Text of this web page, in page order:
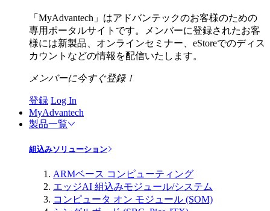
「MyAdvantech」はアドバンテックのお客様のための
専用ポータルサイトです。メンバーに登録されたお客
様には新製品、オンラインセミナー、eStoreでのディス
カウントなどの情報を配信いたします。
メンバーに今すぐ登録！
登録 Log In
MyAdvantech
製品一覧
組込みソリューション
ARMベース コンピューティング
エッジAI 組込みモジュール/システム
コンピュータ オン モジュール (SOM)